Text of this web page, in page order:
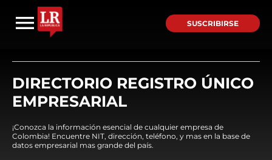
SUSCRIBIRSE
DIRECTORIO REGISTRO ÚNICO
EMPRESARIAL
¡Conozca la información esencial de cualquier empresa de
Colombia! Encuentre NIT, dirección, teléfono, y mas en la base de
datos empresarial mas grande del país.